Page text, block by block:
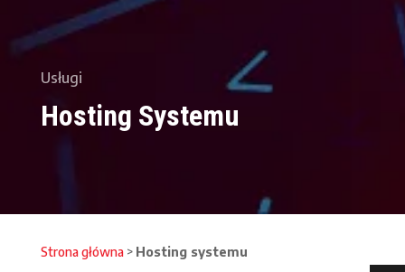
Usługi
Hosting Systemu
Strona główna> Hosting systemu